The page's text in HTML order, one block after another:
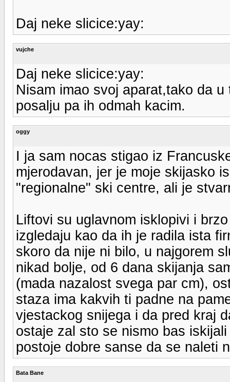
Daj neke slicice:yay:
vujche
Daj neke slicice:yay:
Nisam imao svoj aparat,tako da
posalju pa ih odmah kacim.
oggy
I ja sam nocas stigao iz
mjerodavan, jer je moje skijasko
"regionalne" ski centre, ali je
Liftovi su uglavnom isklopivi i
izgledaju kao da ih je radila ista
skoro da nije ni bilo, u najgorem
nikad bolje, od 6 dana skijanja
(mada nazalost svega par cm),
staza ima kakvih ti padne na
vjestackog snijega i da pred kraj
ostaje zal sto se nismo bas
postoje dobre sanse da se naleti
Bata Bane